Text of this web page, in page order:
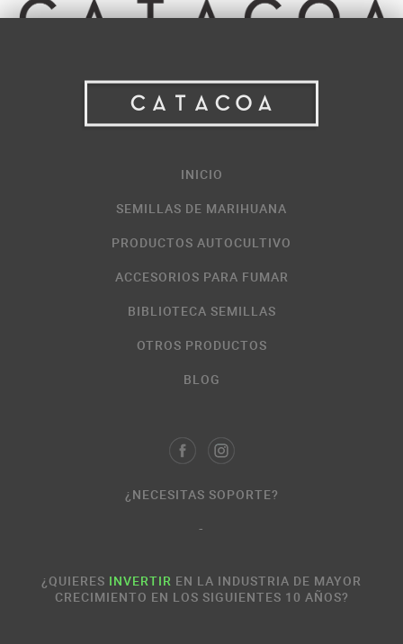
INICIO
SEMILLAS DE MARIHUANA
PRODUCTOS AUTOCULTIVO
ACCESORIOS PARA FUMAR
BIBLIOTECA SEMILLAS
OTROS PRODUCTOS
BLOG
¿NECESITAS SOPORTE?
-
¿QUIERES INVERTIR EN LA INDUSTRIA DE MAYOR
CRECIMIENTO EN LOS SIGUIENTES 10 AÑOS?